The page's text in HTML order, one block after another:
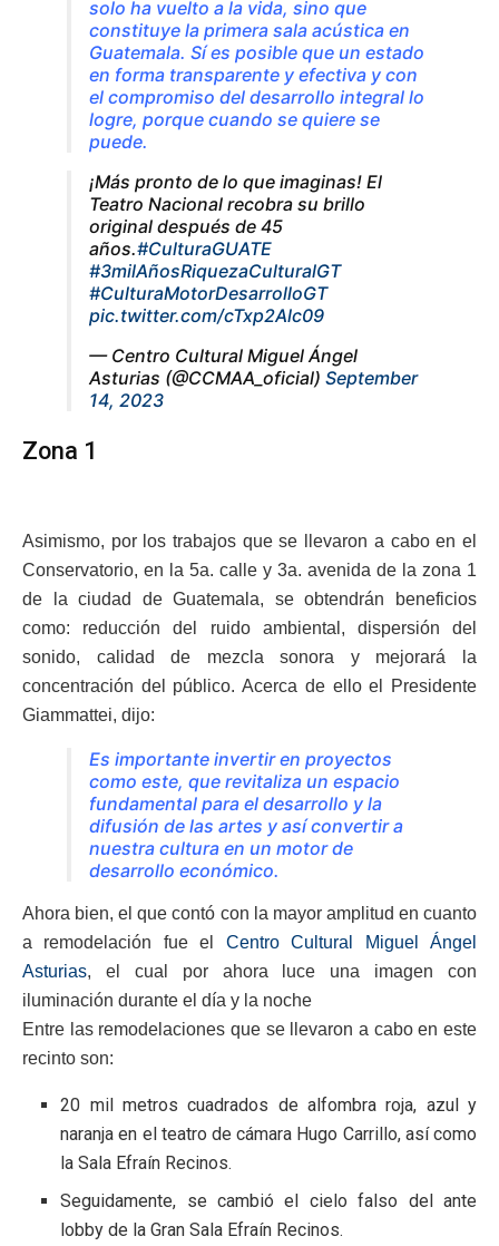
solo ha vuelto a la vida, sino que
constituye la primera sala acústica en
Guatemala. Sí es posible que un estado
en forma transparente y efectiva y con
el compromiso del desarrollo integral lo
logre, porque cuando se quiere se
puede.
¡Más pronto de lo que imaginas! El
Teatro Nacional recobra su brillo
original después de 45
años.#CulturaGUATE
#3milAñosRiquezaCulturalGT
#CulturaMotorDesarrolloGT
pic.twitter.com/cTxp2Alc09
— Centro Cultural Miguel Ángel
Asturias (@CCMAA_oficial) September
14, 2023
Zona 1
Asimismo, por los trabajos que se llevaron a cabo en el
Conservatorio, en la 5a. calle y 3a. avenida de la zona 1
de la ciudad de Guatemala, se obtendrán beneficios
como: reducción del ruido ambiental, dispersión del
sonido, calidad de mezcla sonora y mejorará la
concentración del público. Acerca de ello el Presidente
Giammattei, dijo:
Es importante invertir en proyectos
como este, que revitaliza un espacio
fundamental para el desarrollo y la
difusión de las artes y así convertir a
nuestra cultura en un motor de
desarrollo económico.
Ahora bien, el que contó con la mayor amplitud en cuanto
a remodelación fue el Centro Cultural Miguel Ángel
Asturias, el cual por ahora luce una imagen con
iluminación durante el día y la noche
Entre las remodelaciones que se llevaron a cabo en este
recinto son:
20 mil metros cuadrados de alfombra roja, azul y
naranja en el teatro de cámara Hugo Carrillo, así como
la Sala Efraín Recinos.
Seguidamente, se cambió el cielo falso del ante
lobby de la Gran Sala Efraín Recinos.